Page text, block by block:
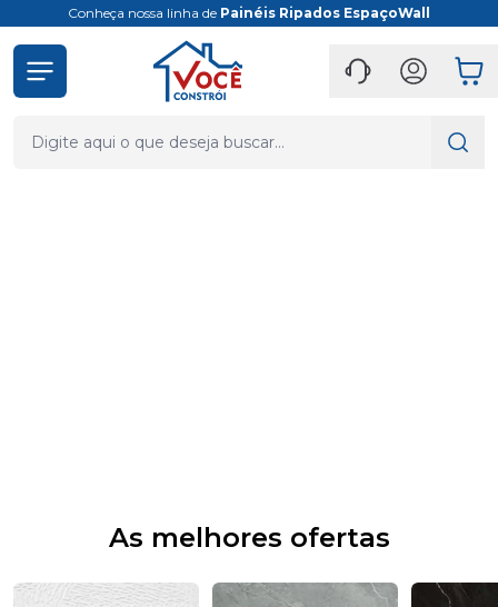
Conheça nossa linha de Painéis Ripados EspaçoWall
As melhores ofertas